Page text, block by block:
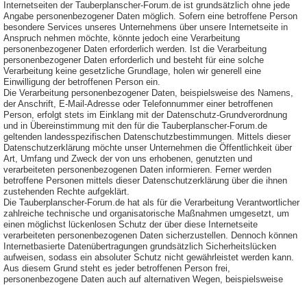
Internetseiten der Tauberplanscher-Forum.de ist grundsätzlich ohne jede
Angabe personenbezogener Daten möglich. Sofern eine betroffene Person
besondere Services unseres Unternehmens über unsere Internetseite in
Anspruch nehmen möchte, könnte jedoch eine Verarbeitung
personenbezogener Daten erforderlich werden. Ist die Verarbeitung
personenbezogener Daten erforderlich und besteht für eine solche
Verarbeitung keine gesetzliche Grundlage, holen wir generell eine
Einwilligung der betroffenen Person ein.
Die Verarbeitung personenbezogener Daten, beispielsweise des Namens,
der Anschrift, E-Mail-Adresse oder Telefonnummer einer betroffenen
Person, erfolgt stets im Einklang mit der Datenschutz-Grundverordnung
und in Übereinstimmung mit den für die Tauberplanscher-Forum.de
geltenden landesspezifischen Datenschutzbestimmungen. Mittels dieser
Datenschutzerklärung möchte unser Unternehmen die Öffentlichkeit über
Art, Umfang und Zweck der von uns erhobenen, genutzten und
verarbeiteten personenbezogenen Daten informieren. Ferner werden
betroffene Personen mittels dieser Datenschutzerklärung über die ihnen
zustehenden Rechte aufgeklärt.
Die Tauberplanscher-Forum.de hat als für die Verarbeitung Verantwortlicher
zahlreiche technische und organisatorische Maßnahmen umgesetzt, um
einen möglichst lückenlosen Schutz der über diese Internetseite
verarbeiteten personenbezogenen Daten sicherzustellen. Dennoch können
Internetbasierte Datenübertragungen grundsätzlich Sicherheitslücken
aufweisen, sodass ein absoluter Schutz nicht gewährleistet werden kann.
Aus diesem Grund steht es jeder betroffenen Person frei,
personenbezogene Daten auch auf alternativen Wegen, beispielsweise